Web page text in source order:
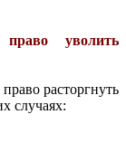
уволить
расторгнуть
случаях: